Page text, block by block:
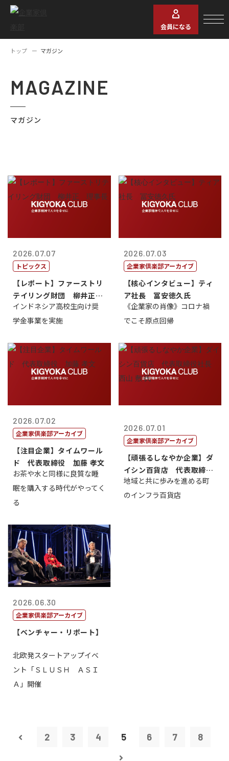
会員になる
トップ マガジン
MAGAZINE
マガジン
2026.07.07
トピックス
【レポート】ファーストリ
テイリング財団 柳井正
理事長
インドネシア高校生向け奨
学金事業を実施
2026.07.03
企業家倶楽部アーカイブ
【核心インタビュー】ティ
ア社長 冨安徳久氏
《企業家の肖像》コロナ禍
でこそ原点回帰
2026.07.02
企業家倶楽部アーカイブ
【注目企業】タイムワール
ド 代表取締役 加藤 孝文
お茶や水と同様に良質な睡
眠を購入する時代がやってく
る
2026.07.01
企業家倶楽部アーカイブ
【頑張るしなやか企業】ダ
イシン百貨店 代表取締役
社長 西山 ...
地域と共に歩みを進める町
のインフラ百貨店
2026.06.30
企業家倶楽部アーカイブ
【ベンチャー・リポート】
北欧発スタートアップイベ
ント「ＳＬＵＳＨ ＡＳＩ
Ａ」開催
2 3 4 5 6 7 8